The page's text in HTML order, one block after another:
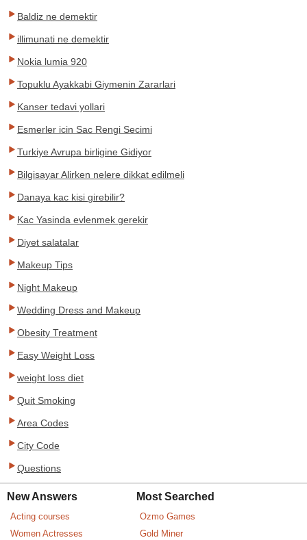
Baldiz ne demektir
illimunati ne demektir
Nokia lumia 920
Topuklu Ayakkabi Giymenin Zararlari
Kanser tedavi yollari
Esmerler icin Sac Rengi Secimi
Turkiye Avrupa birligine Gidiyor
Bilgisayar Alirken nelere dikkat edilmeli
Danaya kac kisi girebilir?
Kac Yasinda evlenmek gerekir
Diyet salatalar
Makeup Tips
Night Makeup
Wedding Dress and Makeup
Obesity Treatment
Easy Weight Loss
weight loss diet
Quit Smoking
Area Codes
City Code
Questions
New Answers
Acting courses
Women Actresses
Most Searched
Ozmo Games
Gold Miner